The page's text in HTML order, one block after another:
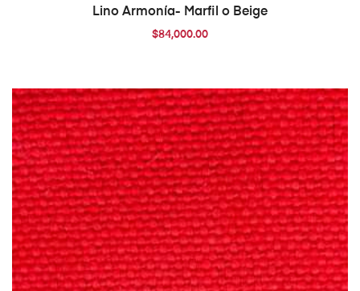
AÑADIR AL CARRITO
Lino Armonía- Marfil o Beige
$84,000.00